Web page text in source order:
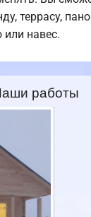
террасу,
или навес.
работы